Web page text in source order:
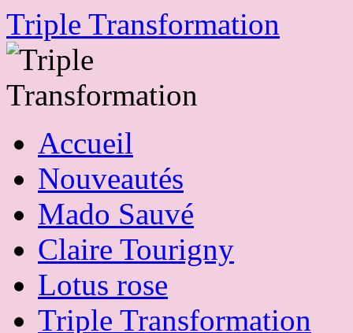
Skip
content
Triple Transformation
Accueil
Nouveautés
Mado Sauvé
Claire Tourigny
Lotus rose
Triple Transformation